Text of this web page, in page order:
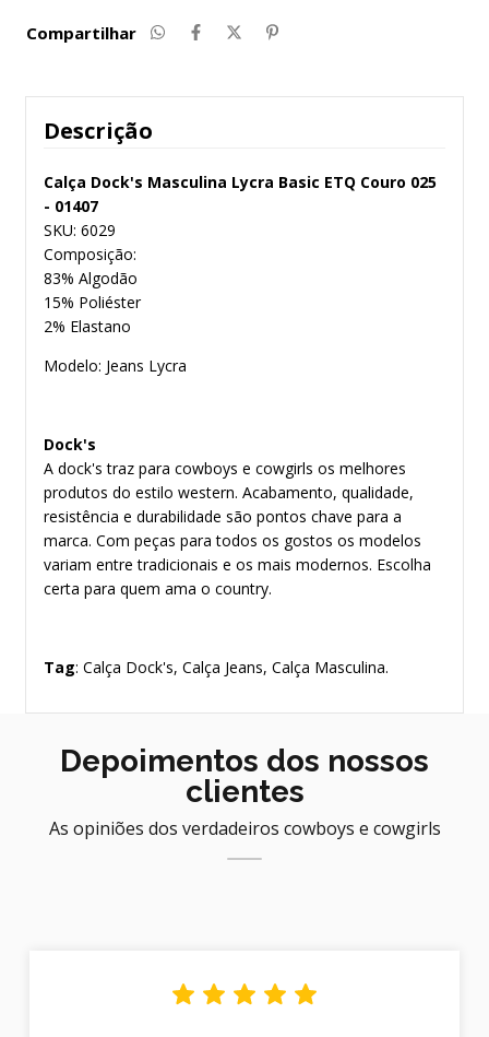
Compartilhar
Descrição
Calça Dock's Masculina Lycra Basic ETQ Couro 025
- 01407
SKU: 6029
Composição:
83% Algodão
15% Poliéster
2% Elastano
Modelo: Jeans Lycra
Dock's
A dock's traz para cowboys e cowgirls os melhores
produtos do estilo western. Acabamento, qualidade,
resistência e durabilidade são pontos chave para a
marca. Com peças para todos os gostos os modelos
variam entre tradicionais e os mais modernos. Escolha
certa para quem ama o country.
Tag: Calça Dock's, Calça Jeans, Calça Masculina.
Depoimentos dos nossos
clientes
As opiniões dos verdadeiros cowboys e cowgirls